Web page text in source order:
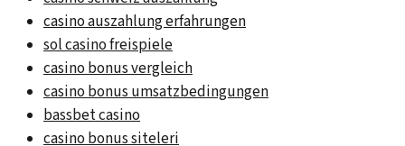
casino auszahlung erfahrungen
sol casino freispiele
casino bonus vergleich
casino bonus umsatzbedingungen
bassbet casino
casino bonus siteleri